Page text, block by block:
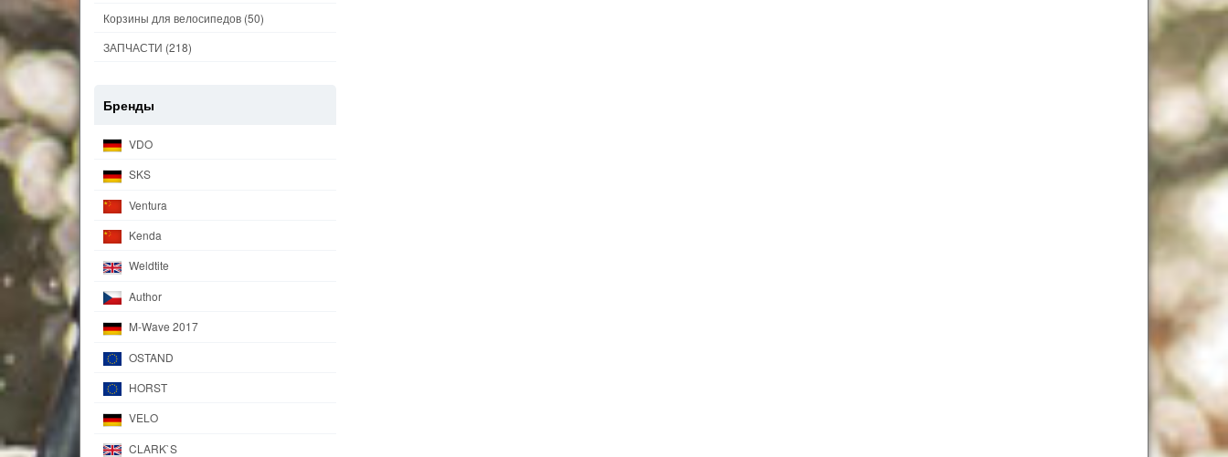
Корзины для велосипедов (50)
ЗАПЧАСТИ (218)
Бренды
VDO
SKS
Ventura
Kenda
Weldtite
Author
M-Wave 2017
OSTAND
HORST
VELO
CLARK`S